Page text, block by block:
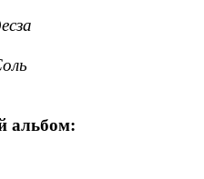
альбом: